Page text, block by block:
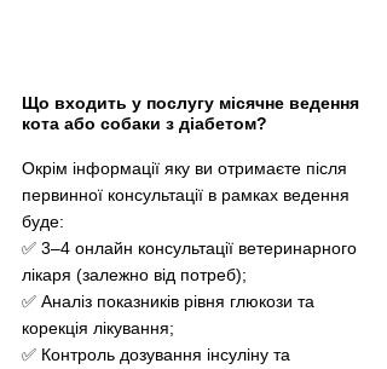
Що входить у послугу місячне ведення
кота або собаки з діабетом?
Окрім інформації яку ви отримаєте після
первинної консультації в рамках ведення
буде:
✅ 3–4 онлайн консультації ветеринарного
лікаря (залежно від потреб);
✅ Аналіз показників рівня глюкози та
корекція лікування;
✅ Контроль дозування інсуліну та